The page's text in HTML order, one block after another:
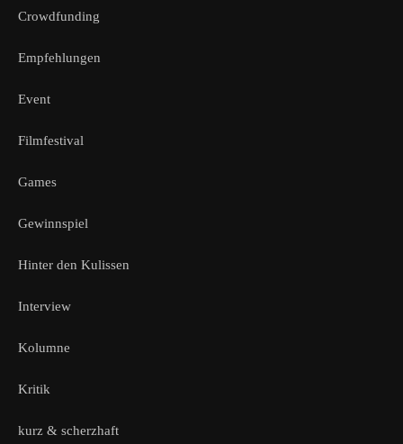
Crowdfunding
Empfehlungen
Event
Filmfestival
Games
Gewinnspiel
Hinter den Kulissen
Interview
Kolumne
Kritik
kurz & scherzhaft